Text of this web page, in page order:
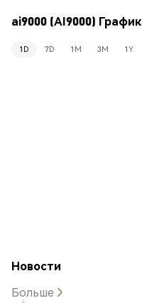
ai9000 (AI9000)
1D 7D 1M 3M 1Y
Новости
Больше